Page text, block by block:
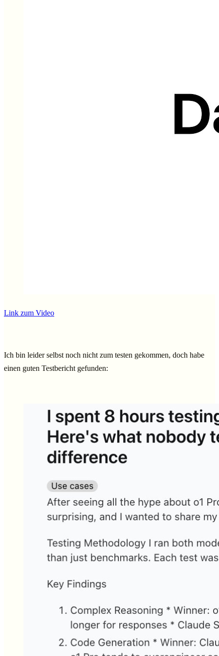
Link zum Video
Ich bin leider selbst noch nicht zum testen gekommen, doch habe
einen guten Testbericht gefunden: